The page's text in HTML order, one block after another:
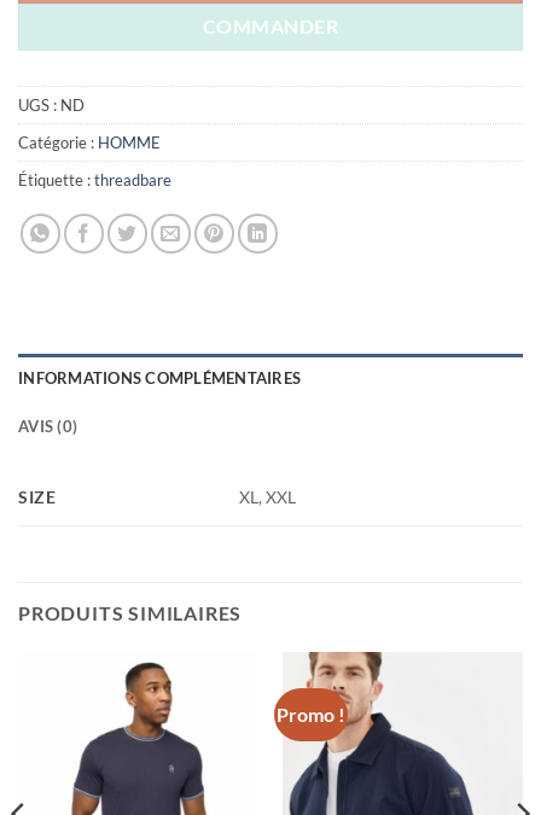
COMMANDER
UGS : ND
Catégorie : HOMME
Étiquette :threadbare
INFORMATIONS COMPLÉMENTAIRES
AVIS (0)
SIZE XL, XXL
PRODUITS SIMILAIRES
Promo !